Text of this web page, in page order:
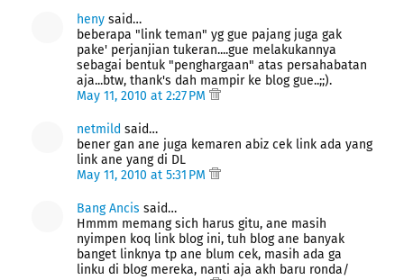
heny said…
beberapa "link teman" yg gue pajang juga gak
pake' perjanjian tukeran....gue melakukannya
sebagai bentuk "penghargaan" atas persahabatan
aja...btw, thank's dah mampir ke blog gue..;;).
May 11, 2010 at 2:27 PM
netmild said…
bener gan ane juga kemaren abiz cek link ada yang
link ane yang di DL
May 11, 2010 at 5:31 PM
Bang Ancis said…
Hmmm memang sich harus gitu, ane masih
nyimpen koq link blog ini, tuh blog ane banyak
banget linknya tp ane blum cek, masih ada ga
linku di blog mereka, nanti aja akh baru ronda/